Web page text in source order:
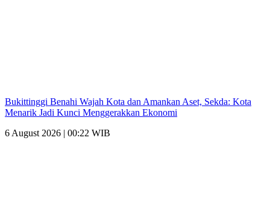
Bukittinggi Benahi Wajah Kota dan Amankan Aset, Sekda: Kota
Menarik Jadi Kunci Menggerakkan Ekonomi
6 August 2026 | 00:22 WIB